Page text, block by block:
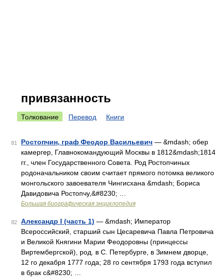
привязанность
Толкование Перевод Книги
81 Ростопчин, граф Феодор Васильевич — &mdash; обер
камергер, Главнокомандующий Москвы в 1812&mdash;1814
гг., член Государственного Совета. Род Ростопчиных
родоначальником своим считает прямого потомка великого
монгольского завоевателя Чингисхана &mdash; Бориса
Давидовича Ростопчу,&#8230; …
Большая биографическая энциклопедия
82 Александр I (часть 1) — &mdash; Император
Всероссийский, старший сын Цесаревича Павла Петровича
и Великой Княгини Марии Феодоровны (принцессы
Виртембергской), род. в С. Петербурге, в Зимнем дворце,
12 го декабря 1777 года; 28 го сентября 1793 года вступил
в брак с&#8230; …